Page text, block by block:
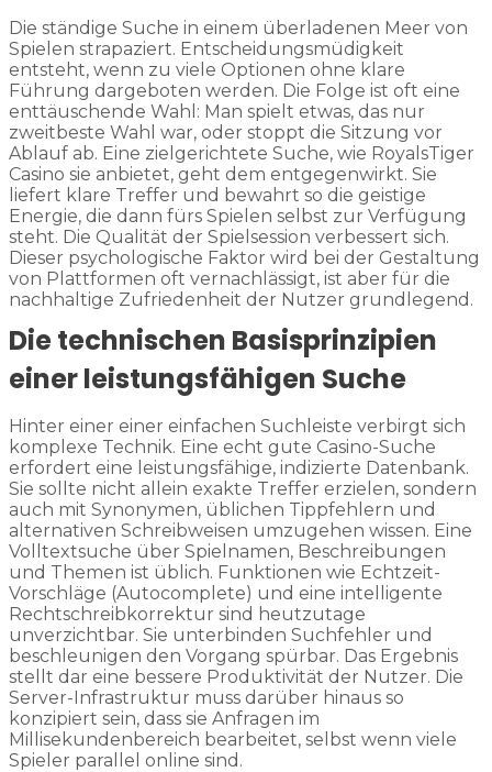
Die ständige Suche in einem überladenen Meer von
Spielen strapaziert. Entscheidungsmüdigkeit
entsteht, wenn zu viele Optionen ohne klare
Führung dargeboten werden. Die Folge ist oft eine
enttäuschende Wahl: Man spielt etwas, das nur
zweitbeste Wahl war, oder stoppt die Sitzung vor
Ablauf ab. Eine zielgerichtete Suche, wie RoyalsTiger
Casino sie anbietet, geht dem entgegenwirkt. Sie
liefert klare Treffer und bewahrt so die geistige
Energie, die dann fürs Spielen selbst zur Verfügung
steht. Die Qualität der Spielsession verbessert sich.
Dieser psychologische Faktor wird bei der Gestaltung
von Plattformen oft vernachlässigt, ist aber für die
nachhaltige Zufriedenheit der Nutzer grundlegend.
Die technischen Basisprinzipien
einer leistungsfähigen Suche
Hinter einer einer einfachen Suchleiste verbirgt sich
komplexe Technik. Eine echt gute Casino-Suche
erfordert eine leistungsfähige, indizierte Datenbank.
Sie sollte nicht allein exakte Treffer erzielen, sondern
auch mit Synonymen, üblichen Tippfehlern und
alternativen Schreibweisen umzugehen wissen. Eine
Volltextsuche über Spielnamen, Beschreibungen
und Themen ist üblich. Funktionen wie Echtzeit-
Vorschläge (Autocomplete) und eine intelligente
Rechtschreibkorrektur sind heutzutage
unverzichtbar. Sie unterbinden Suchfehler und
beschleunigen den Vorgang spürbar. Das Ergebnis
stellt dar eine bessere Produktivität der Nutzer. Die
Server-Infrastruktur muss darüber hinaus so
konzipiert sein, dass sie Anfragen im
Millisekundenbereich bearbeitet, selbst wenn viele
Spieler parallel online sind.